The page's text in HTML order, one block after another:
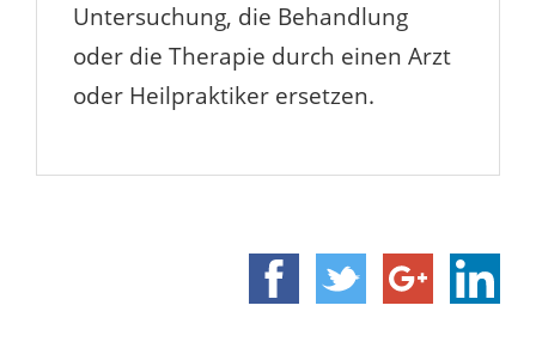
Untersuchung, die Behandlung
oder die Therapie durch einen Arzt
oder Heilpraktiker ersetzen.